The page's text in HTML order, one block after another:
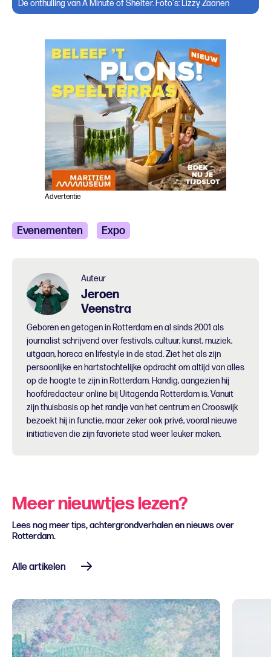
De onthulling van A Minute of Shelter. Foto's: Lizzy Zaanen
Advertentie
Evenementen Expo
Auteur
Jeroen
Veenstra
Geboren en getogen in Rotterdam en al sinds 2001 als
journalist schrijvend over festivals, cultuur, kunst, muziek,
uitgaan, horeca en lifestyle in de stad. Ziet het als zijn
persoonlijke en hartstochtelijke opdracht om altijd van alles
op de hoogte te zijn in Rotterdam. Handig, aangezien hij
hoofdredacteur online bij Uitagenda Rotterdam is. Vanuit
zijn thuisbasis op het randje van het centrum en Crooswijk
bezoekt hij in functie, maar zeker ook privé, vooral nieuwe
initiatieven die zijn favoriete stad weer leuker maken.
Meer nieuwtjes lezen?
Lees nog meer tips, achtergrondverhalen en nieuws over
Rotterdam.
Alle artikelen